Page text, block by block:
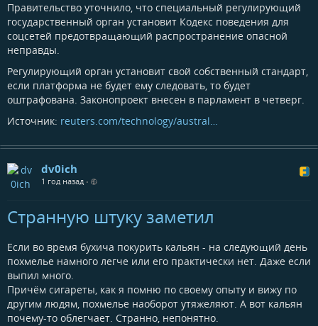
Правительство уточнило, что специальный регулирующий
государственный орган установит Кодекс поведения для
соцсетей предотвращающий распространение опасной
неправды.
Регулирующий орган установит свой собственный стандарт,
если платформа не будет ему следовать, то будет
оштрафована. Законопроект внесен в парламент в четверг.
Источник: reuters.com/technology/austral…
dv0ich
1 год назад •
Странную штуку заметил
Если во время бухича покурить кальян - на следующий день
похмелье намного легче или его практически нет. Даже если
выпил много.
Причём сигареты, как я помню по своему опыту и вижу по
другим людям, похмелье наоборот утяжеляют. А вот кальян
почему-то облегчает. Странно, непонятно.